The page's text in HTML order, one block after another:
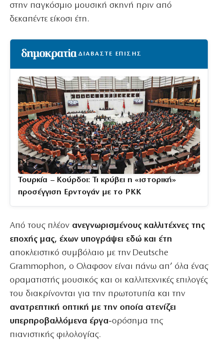
στην παγκόσμιο μουσική σκηνή πριν από
δεκαπέντε είκοσι έτη.
ΔΙΑΒΑΣΤΕ ΕΠΙΣΗΣ
Τουρκία – Κούρδοι: Τι κρύβει η «ιστορική»
προσέγγιση Ερντογάν με το PKK
Από τους πλέον ανεγνωρισμένους καλλιτέχνες της
εποχής μας, έχων υπογράψει εδώ και έτη
αποκλειστικό συμβόλαιο με την Deutsche
Grammophon, ο Ολαφσον είναι πάνω απ’ όλα ένας
οραματιστής μουσικός και οι καλλιτεχνικές επιλογές
του διακρίνονται για την πρωτοτυπία και την
ανατρεπτική οπτική με την οποία ατενίζει
υπερπροβαλλόμενα έργα-ορόσημα της
πιανιστικής φιλολογίας.